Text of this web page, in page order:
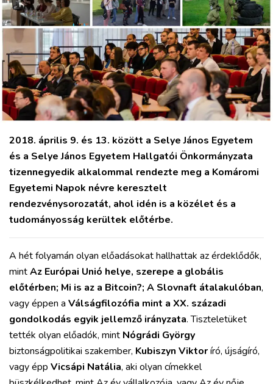
VÁROS
RÉGIÓ
SPORT
KULTÚRA
PODCAST
2018. április 9. és 13. között a Selye János Egyetem
és a Selye János Egyetem Hallgatói Önkormányzata
tizennegyedik alkalommal rendezte meg a Komáromi
Egyetemi Napok névre keresztelt
rendezvénysorozatát, ahol idén is a közélet és a
tudományosság kerültek előtérbe.
A hét folyamán olyan előadásokat hallhattak az érdeklődők,
mintAz Európai Unió helye, szerepe a globális
előtérben; Mi is az a Bitcoin?; A Slovnaft átalakulóban,
vagy éppen a Válságfilozófia mint a XX. századi
gondolkodás egyik jellemző irányzata. Tiszteletüket
tették olyan előadók, mint Nógrádi György
biztonságpolitikai szakember, Kubiszyn Viktoríró, újságíró,
vagy épp Vicsápi Natália, aki olyan címekkel